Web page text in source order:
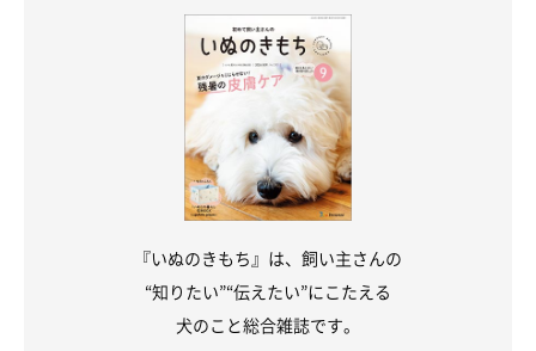
『いぬのきもち』は、飼い主さんの
“知りたい”“伝えたい”にこたえる
犬のこと総合雑誌です。